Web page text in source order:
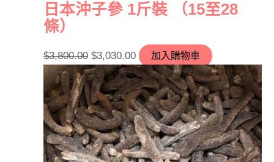
日本沖子參 1斤裝 （15至28
條）
$3,800.00 $3,030.00 加入購物車